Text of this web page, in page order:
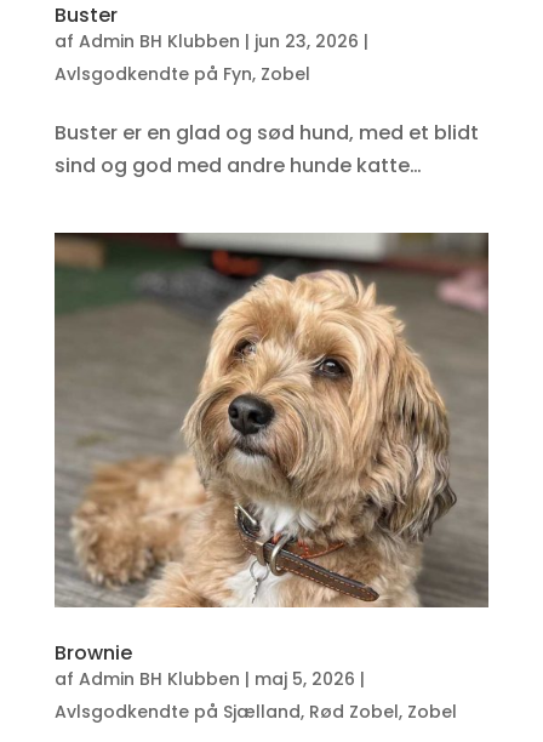
Buster
af Admin BH Klubben | jun 23, 2026 |
Avlsgodkendte på Fyn, Zobel
Buster er en glad og sød hund, med et blidt
sind og god med andre hunde katte…
Brownie
af Admin BH Klubben | maj 5, 2026 |
Avlsgodkendte på Sjælland, Rød Zobel, Zobel